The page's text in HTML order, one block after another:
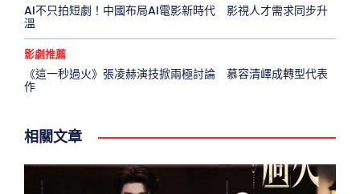
AI不只拍短劇！中國布局AI電影新時代 影視人才需求同步升
溫
影劇推薦
《這一秒過火》張凌赫演技掀兩極討論 慕容清嶧成轉型代表
作
相關文章